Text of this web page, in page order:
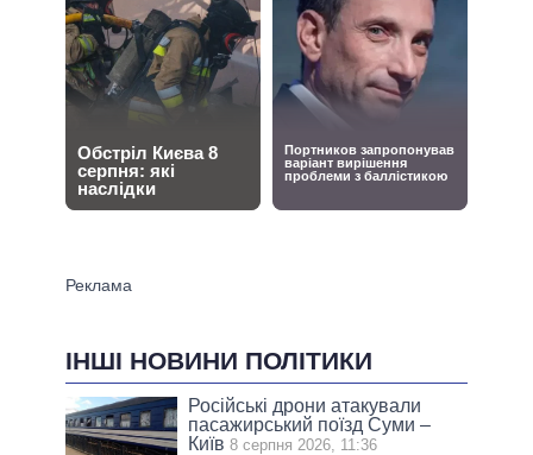
ІНШІ НОВИНИ ПОЛІТИКИ
Російські дрони атакували
пасажирський поїзд Суми –
Київ 8 серпня 2026, 11:36